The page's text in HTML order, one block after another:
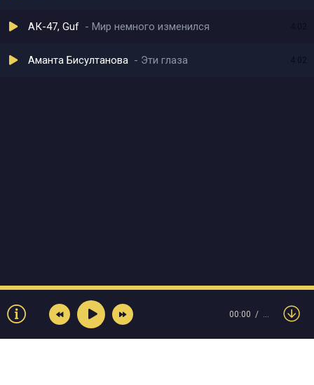
АК-47, Guf Мир немного изменился
Аманта Бисултанова Эти глаза 4:02
00:00 …